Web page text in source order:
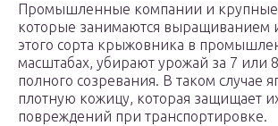
Промышленные компании и крупные
которые занимаются выращиванием
этого сорта крыжовника в
масштабах, убирают урожай за 7 или
полного созревания. В таком случае
плотную кожицу, которая защищает
повреждений при транспортировке.